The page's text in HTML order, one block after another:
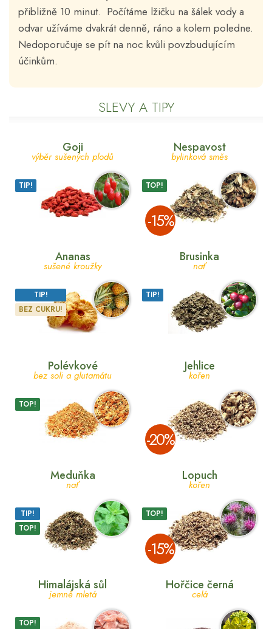
přibližně 10 minut. Počítáme lžičku na šálek vody a
odvar užíváme dvakrát denně, ráno a kolem poledne.
Nedoporučuje se pít na noc kvůli povzbudujícím
účinkům.
SLEVY A TIPY
Goji
výběr sušených plodů
TIP!
Nespavost
bylinková směs
TOP!
­-15%
Ananas
sušené kroužky
TIP!
BEZ CUKRU!
Brusinka
nať
TIP!
Polévkové
bez soli a glutamátu
TOP!
Jehlice
kořen
­-20%
Meduňka
nať
TIP!
TOP!
Lopuch
kořen
TOP!
­-15%
Himalájská sůl
jemně mletá
TOP!
Hořčice černá
celá